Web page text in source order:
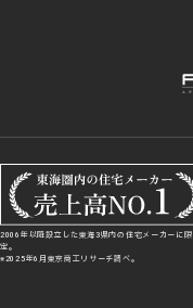
2006年以降設立した東海3県内の住宅メーカーに限
定。
※2025年6月東京商工リサーチ調べ。